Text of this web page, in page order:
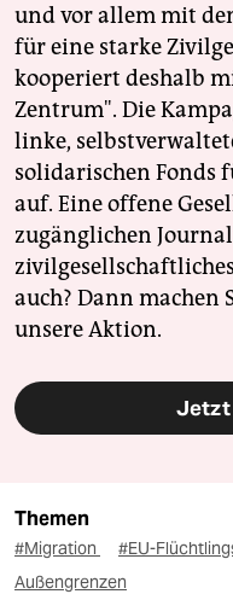
und vor allem mit
für eine starke
kooperiert deshalb
Zentrum". Die
linke,
solidarischen Fonds
auf. Eine offene
zugänglichen
auch? Dann machen
unsere Aktion.
Jetzt
Themen
#Migration #EU-
Außengrenzen